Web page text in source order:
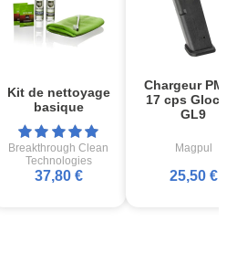
Kit de nettoyage
basique
Breakthrough Clean
Technologies
37,80 €
Chargeur
17 cps
GL9
Magpul
25,50 €